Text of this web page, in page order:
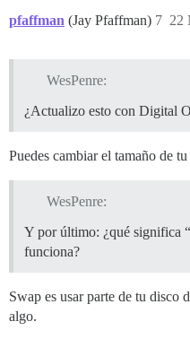
pfaffman (Jay Pfaffman) 22
7
WesPenre:
¿Actualizo esto con Digital
Puedes cambiar el tamaño de
WesPenre:
Y por último: ¿qué significa
funciona?
Swap es usar parte de tu disco
algo.